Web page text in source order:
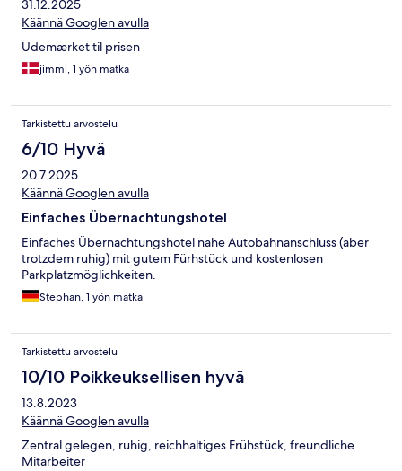
31.12.2025
Käännä Googlen avulla
Udemærket til prisen
jimmi, 1 yön matka
Tarkistettu arvostelu
6/10 Hyvä
20.7.2025
Käännä Googlen avulla
Einfaches Übernachtungshotel
Einfaches Übernachtungshotel nahe Autobahnanschluss (aber
trotzdem ruhig) mit gutem Fürhstück und kostenlosen
Parkplatzmöglichkeiten.
Stephan, 1 yön matka
Tarkistettu arvostelu
10/10 Poikkeuksellisen hyvä
13.8.2023
Käännä Googlen avulla
Zentral gelegen, ruhig, reichhaltiges Frühstück, freundliche
Mitarbeiter